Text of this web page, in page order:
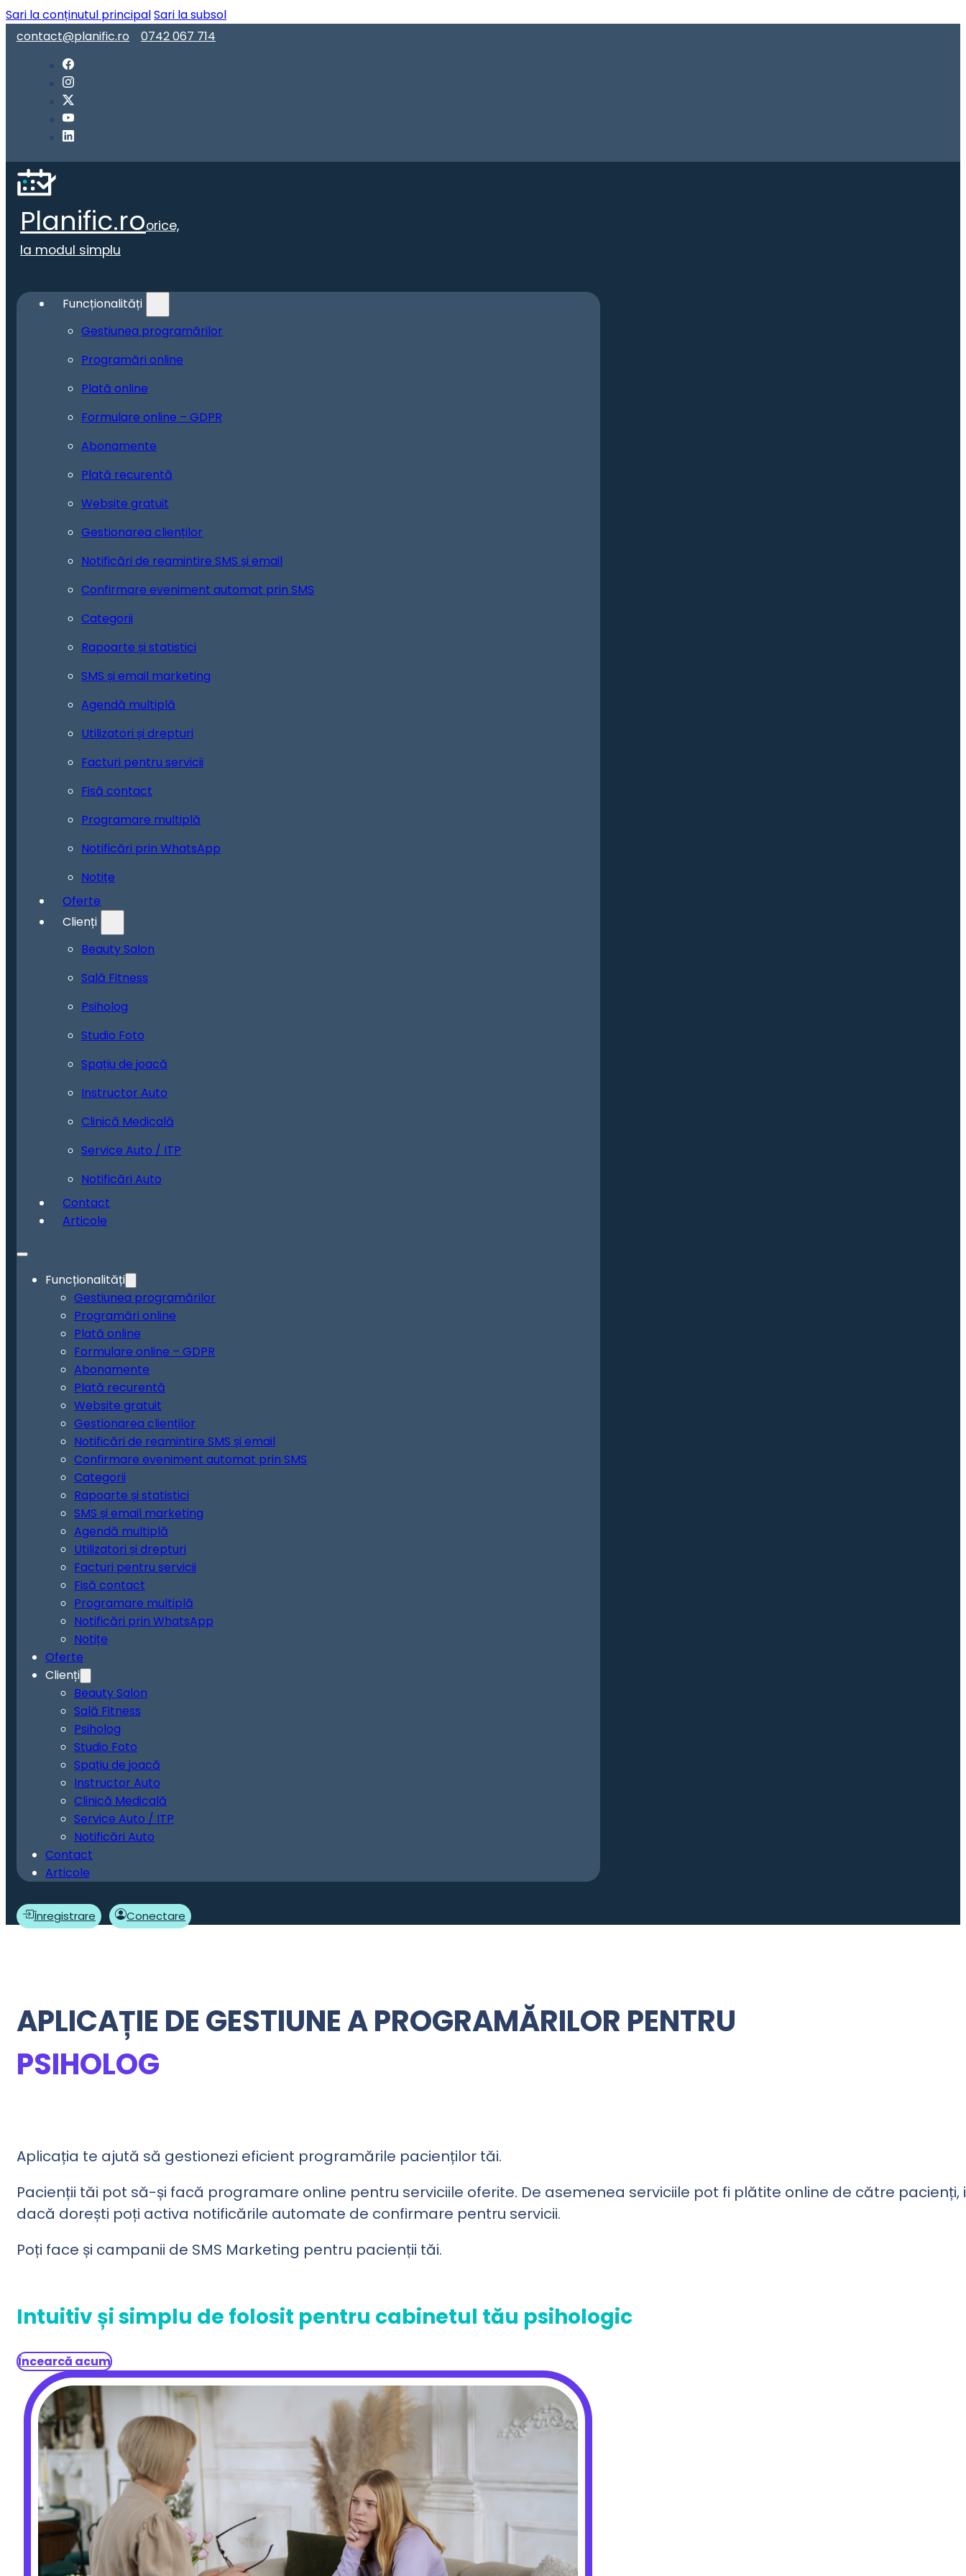
Sari la conținutul principalSari la subsol
contact@planific.ro
0742 067 714
Planific.roorice,
la modul simplu
Funcționalități
Gestiunea programărilor
Programări online
Plată online
Formulare online – GDPR
Abonamente
Plată recurentă
Website gratuit
Gestionarea clienților
Notificări de reamintire SMS și email
Confirmare eveniment automat prin SMS
Categorii
Rapoarte și statistici
SMS și email marketing
Agendă multiplă
Utilizatori și drepturi
Facturi pentru servicii
Fisă contact
Programare multiplă
Notificări prin WhatsApp
Notițe
Oferte
Clienți
Beauty Salon
Sală Fitness
Psiholog
Studio Foto
Spațiu de joacă
Instructor Auto
Clinică Medicală
Service Auto / ITP
Notificări Auto
Contact
Articole
Funcționalități
Gestiunea programărilor
Programări online
Plată online
Formulare online – GDPR
Abonamente
Plată recurentă
Website gratuit
Gestionarea clienților
Notificări de reamintire SMS și email
Confirmare eveniment automat prin SMS
Categorii
Rapoarte și statistici
SMS și email marketing
Agendă multiplă
Utilizatori și drepturi
Facturi pentru servicii
Fisă contact
Programare multiplă
Notificări prin WhatsApp
Notițe
Oferte
Clienți
Beauty Salon
Sală Fitness
Psiholog
Studio Foto
Spațiu de joacă
Instructor Auto
Clinică Medicală
Service Auto / ITP
Notificări Auto
Contact
Articole
Înregistrare Conectare
APLICAȚIE DE GESTIUNE A PROGRAMĂRILOR PENTRU
PSIHOLOG
Aplicația te ajută să gestionezi eficient programările pacienților tăi.
Pacienții tăi pot să-și facă programare online pentru serviciile oferite. De asemenea serviciile pot fi plătite online de către pacienți,
dacă dorești poți activa notificările automate de confirmare pentru servicii.
Poți face și campanii de SMS Marketing pentru pacienții tăi.
Intuitiv și simplu de folosit pentru cabinetul tău psihologic
Încearcă acum